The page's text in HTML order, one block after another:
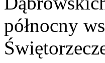
północny